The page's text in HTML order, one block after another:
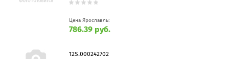
Цена Ярославль:
786.39 руб.
12S.000242702